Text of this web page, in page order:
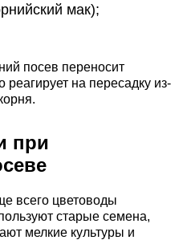
мак);
посев переносит
на пересадку из-
при
всего цветоводы
старые семена,
мелкие культуры и